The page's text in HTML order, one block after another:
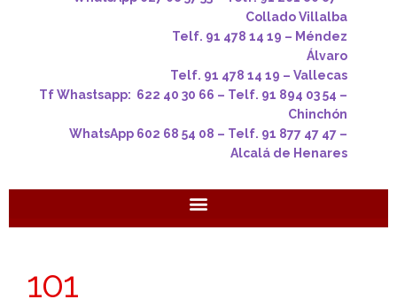
Collado Villalba
Telf. 91 478 14 19 – Méndez
Álvaro
Telf. 91 478 14 19 – Vallecas
Tf Whastsapp: 622 40 30 66 – Telf. 91 894 03 54 –
Chinchón
WhatsApp 602 68 54 08 – Telf. 91 877 47 47 –
Alcalá de Henares
101